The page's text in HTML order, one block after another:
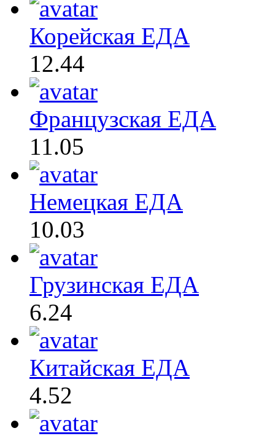
Корейская ЕДА
12.44
Французская ЕДА
11.05
Немецкая ЕДА
10.03
Грузинская ЕДА
6.24
Китайская ЕДА
4.52